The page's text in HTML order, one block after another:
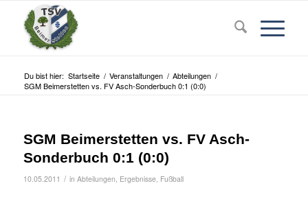
Du bist hier: Startseite / Veranstaltungen / Abteilungen /
SGM Beimerstetten vs. FV Asch-Sonderbuch 0:1 (0:0)
SGM Beimerstetten vs. FV Asch-
Sonderbuch 0:1 (0:0)
10.05.2011 / in Abteilungen, Ergebnisse, Fußball